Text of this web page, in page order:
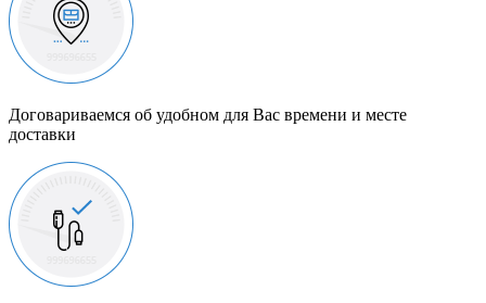
Договариваемся об удобном для Вас времени и месте
доставки